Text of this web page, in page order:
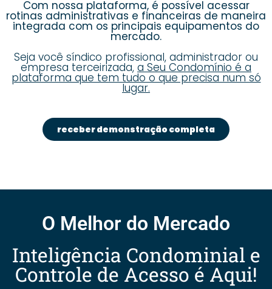
Com nossa plataforma, é possível acessar
rotinas administrativas e financeiras de maneira
integrada com os principais equipamentos do
mercado.
Seja você síndico profissional, administrador ou
empresa terceirizada, a Seu Condomínio é a
plataforma que tem tudo o que precisa num só
lugar.
receber demonstração completa
O Melhor do Mercado
Inteligência Condominial e
Controle de Acesso é Aqui!